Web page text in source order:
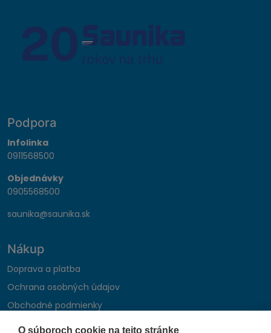
O súboroch cookie na tejto stránke
Podpora
Infolinka
0911568500
Objednávky
0905568500
saunika@saunika.sk
Nákup
Doprava a platba
Ochrana osobných údajov
Obchodné podmienky
Reklamačný poriadok